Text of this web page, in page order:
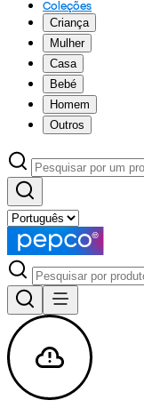
Coleções
Criança
Mulher
Casa
Bebé
Homem
Outros